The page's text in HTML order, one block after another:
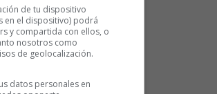
de tu dispositivo
en el dispositivo) podrá
y compartida con ellos, o
nosotros como
de geolocalización.
datos personales en